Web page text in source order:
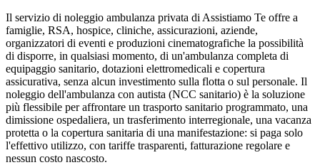
Il servizio di noleggio ambulanza privata di Assistiamo Te offre a
famiglie, RSA, hospice, cliniche, assicurazioni, aziende,
organizzatori di eventi e produzioni cinematografiche la possibilità
di disporre, in qualsiasi momento, di un'ambulanza completa di
equipaggio sanitario, dotazioni elettromedicali e copertura
assicurativa, senza alcun investimento sulla flotta o sul personale. Il
noleggio dell'ambulanza con autista (NCC sanitario) è la soluzione
più flessibile per affrontare un trasporto sanitario programmato, una
dimissione ospedaliera, un trasferimento interregionale, una vacanza
protetta o la copertura sanitaria di una manifestazione: si paga solo
l'effettivo utilizzo, con tariffe trasparenti, fatturazione regolare e
nessun costo nascosto.